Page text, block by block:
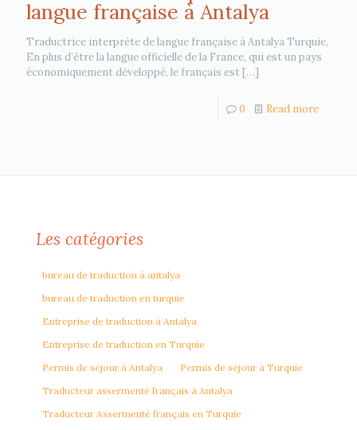
langue française à Antalya
Traductrice interprète de langue française à Antalya Turquie,
En plus d’être la langue officielle de la France, qui est un pays
économiquement développé, le français est […]
0 Read more
Les catégories
bureau de traduction à antalya
bureau de traduction en turquie
Entreprise de traduction à Antalya
Entreprise de traduction en Turquie
Permis de séjour à Antalya
Permis de séjour à Turquie
Traducteur assermenté français à Antalya
Traducteur Assermenté français en Turquie